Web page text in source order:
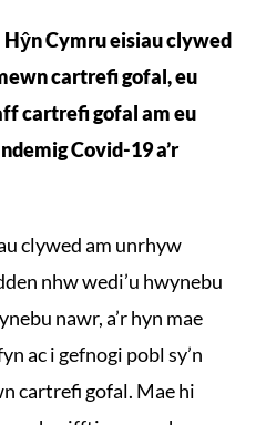
Cymru eisiau clywed
cartrefi gofal, eu
cartrefi gofal am eu
Covid-19 a’r
clywed am unrhyw
nhw wedi’u hwynebu
nawr, a’r hyn mae
ac i gefnogi pobl sy’n
cartrefi gofal. Mae hi